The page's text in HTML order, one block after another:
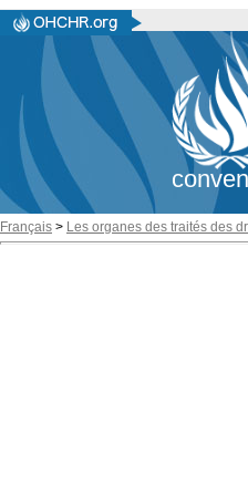
Français > Les organes des traités des